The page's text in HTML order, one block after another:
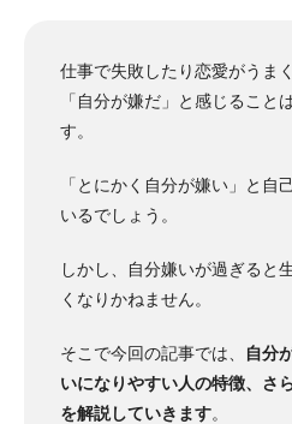
仕事で失敗したり恋愛がうま
「自分が嫌だ」と感じること
す。
「とにかく自分が嫌い」と自
いるでしょう。
しかし、自分嫌いが過ぎると
くなりかねません。
そこで今回の記事では、
自分
いになりやすい人の特徴、さ
を解説していきます。